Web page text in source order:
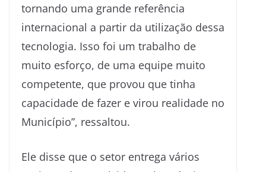
tornando uma grande referência
internacional a partir da utilização dessa
tecnologia. Isso foi um trabalho de
muito esforço, de uma equipe muito
competente, que provou que tinha
capacidade de fazer e virou realidade no
Município”, ressaltou.
Ele disse que o setor entrega vários